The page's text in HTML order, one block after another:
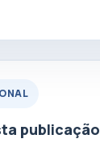
publicação